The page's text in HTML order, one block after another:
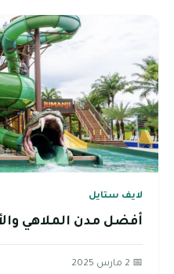
لايف ستايل
أفضل مدن الملاهي
📅 2 مارس 2025